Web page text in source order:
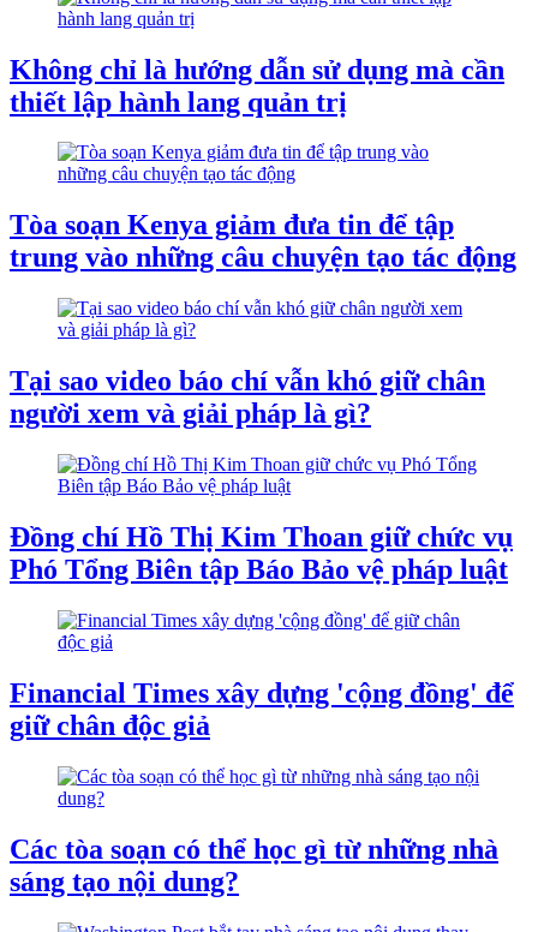
Không chỉ là hướng dẫn sử dụng mà cần
thiết lập hành lang quản trị
Tòa soạn Kenya giảm đưa tin để tập
trung vào những câu chuyện tạo tác động
Tại sao video báo chí vẫn khó giữ chân
người xem và giải pháp là gì?
Đồng chí Hồ Thị Kim Thoan giữ chức vụ
Phó Tổng Biên tập Báo Bảo vệ pháp luật
Financial Times xây dựng 'cộng đồng' để
giữ chân độc giả
Các tòa soạn có thể học gì từ những nhà
sáng tạo nội dung?